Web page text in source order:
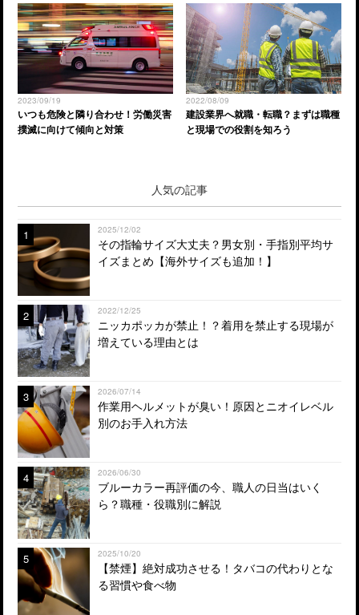
2023/09/19
いつも危険と隣り合わせ！労働災害
撲滅に向けて傾向と対策
2022/08/09
建設業界へ就職・転職？まずは職種
と現場での役割を知ろう
人気の記事
1 2025/12/02
その指輪サイズ大丈夫？男女別・手指別平均サ
イズまとめ【海外サイズも追加！】
2 2022/12/25
ニッカポッカが禁止！？着用を禁止する現場が
増えている理由とは
3 2026/07/14
作業用ヘルメットが臭い！原因とニオイレベル
別のお手入れ方法
4 2026/06/30
ブルーカラー再評価の今、職人の日当はいく
ら？職種・役職別に解説
5 2025/10/20
【禁煙】絶対成功させる！タバコの代わりとな
る習慣や食べ物